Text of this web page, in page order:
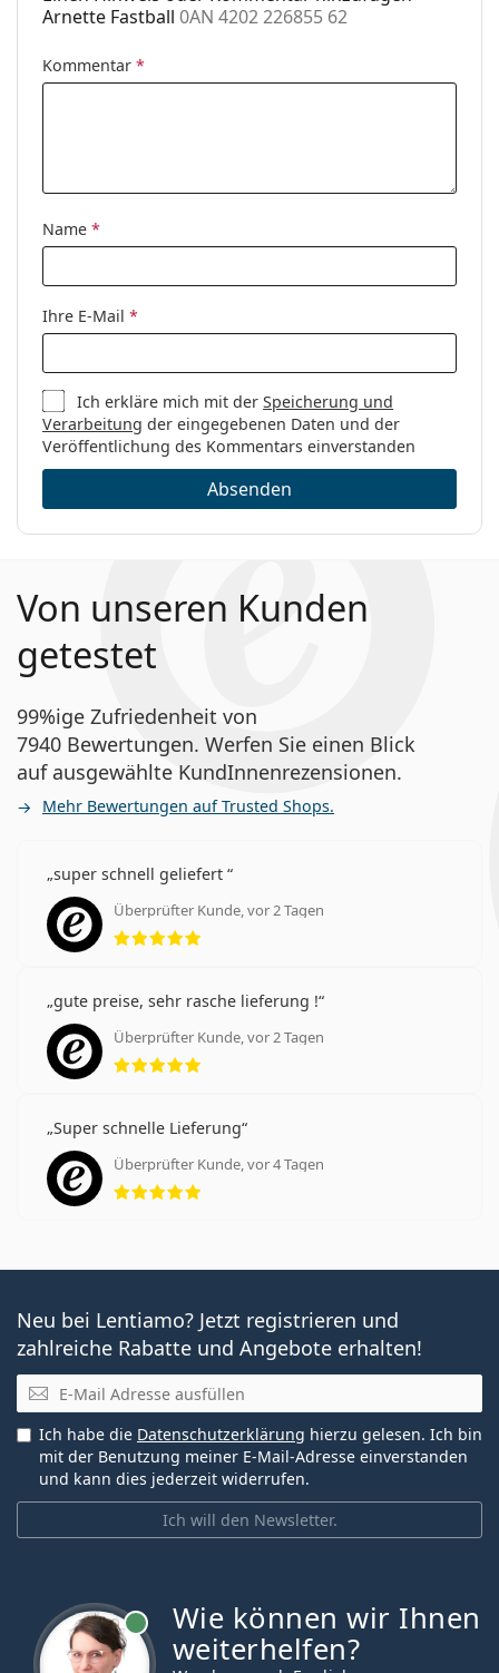
Arnette Fastball 0AN 4202 226855 62
Kommentar *
Name *
Ihre E-Mail *
Ich erkläre mich mit derSpeicherung und
Verarbeitung der eingegebenen Daten und der
Veröffentlichung des Kommentars einverstanden
Absenden
Von unseren Kunden
getestet
99%ige Zufriedenheit von
7940 Bewertungen. Werfen Sie einen Blick
auf ausgewählte KundInnenrezensionen.
Mehr Bewertungen auf Trusted Shops.
super schnell geliefert
Überprüfter Kunde, vor 2 Tagen
Bewertung 5 aus 5
gute preise, sehr rasche lieferung !
Überprüfter Kunde, vor 2 Tagen
Bewertung 5 aus 5
Super schnelle Lieferung
Überprüfter Kunde, vor 4 Tagen
Bewertung 5 aus 5
Neu bei Lentiamo? Jetzt registrieren und
zahlreiche Rabatte und Angebote erhalten!
E-Mail
Ich will den Newsletter.
Ich habe die Datenschutzerklärung hierzu gelesen. Ich bin
mit der Benutzung meiner E-Mail-Adresse einverstanden
und kann dies jederzeit widerrufen.
Wie können wir Ihnen
weiterhelfen?